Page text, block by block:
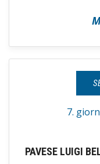
7.
PAVESE LUIGI